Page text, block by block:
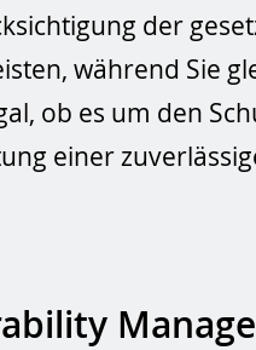
der
während Sie
ob es um den
einer